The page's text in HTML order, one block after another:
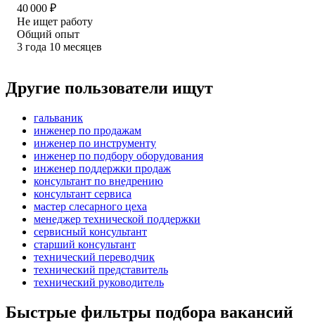
40 000 ₽
Не ищет работу
Общий опыт
3 года 10 месяцев
Другие пользователи ищут
гальваник
инженер по продажам
инженер по инструменту
инженер по подбору оборудования
инженер поддержки продаж
консультант по внедрению
консультант сервиса
мастер слесарного цеха
менеджер технической поддержки
сервисный консультант
старший консультант
технический переводчик
технический представитель
технический руководитель
Быстрые фильтры подбора вакансий